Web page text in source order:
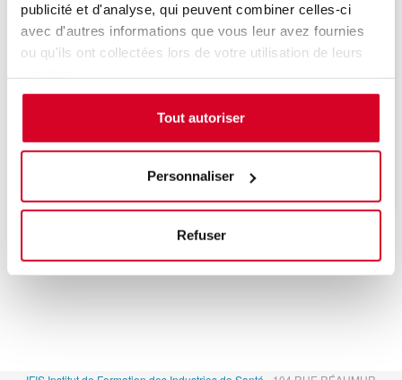
publicité et d'analyse, qui peuvent combiner celles-ci
avec d'autres informations que vous leur avez fournies
ou qu'ils ont collectées lors de votre utilisation de leurs
Tout autoriser
Personnaliser
Refuser
Une date sera bientôt programmée, n'hésitez
prochaine session de formation.